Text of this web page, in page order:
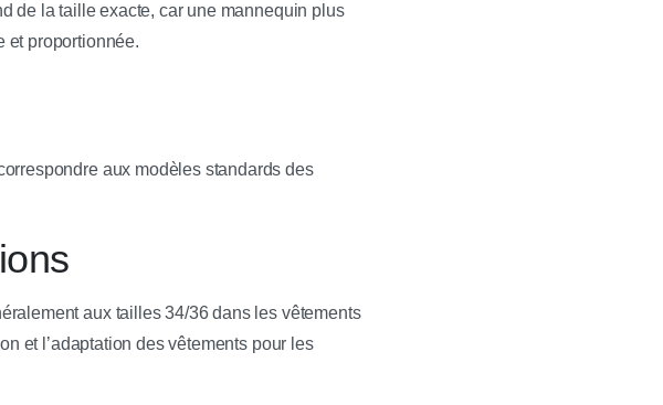
de la taille exacte, car une mannequin plus
et proportionnée.
aux modèles standards des
aux tailles 34/36 dans les vêtements
et l’adaptation des vêtements pour les